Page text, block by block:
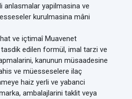
anlasmalar yapilmasina ve
kurulmasina mâni
ve içtimaî Muavenet
edilen formül, imal tarzi ve
kanunun müsaadesine
ve müesseselere ilaç
haiz yerli ve yabanci
ambalajlarini taklit veya